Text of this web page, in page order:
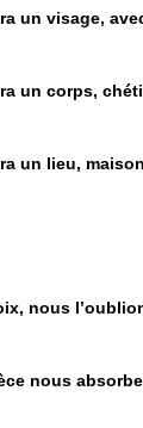
un visage,
un corps,
un lieu,
nous
nous